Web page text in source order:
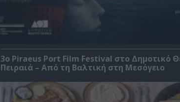
3o Piraeus Port Film Festival στο Δημοτικό
Πειραιά – Από τη Βαλτική στη Μεσόγειο